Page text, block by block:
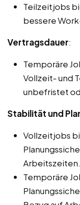
Teilzeitjobs
bessere
Vertragsdauer:
Temporäre
Vollzeit- und
unbefristet
Stabilität und
Vollzeitjobs
Arbeitszeiten.
Temporäre